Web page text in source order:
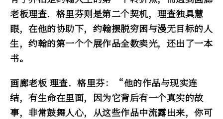
老板理查．格里芬则是第二个契机，理查独具慧
眼，在他的协助下，约翰摆脱穷困与漫无目标的人
生，约翰的第一个个展作品全数卖光，还出了一本
书。
画廊老板 理查．格里芬：“他的作品与现实连
结，有生命在里面，因为它背后有一个真实的故
事，非常鼓舞人心，从这些作品中流露出来，你可